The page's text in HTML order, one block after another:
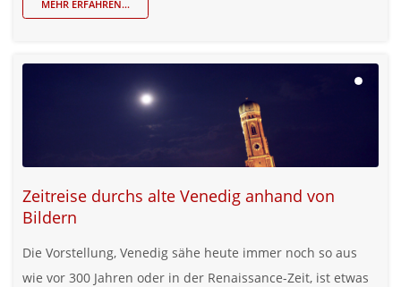
MEHR ERFAHREN...
Zeitreise durchs alte Venedig anhand von
Bildern
Die Vorstellung, Venedig sähe heute immer noch so aus
wie vor 300 Jahren oder in der Renaissance-Zeit, ist etwas